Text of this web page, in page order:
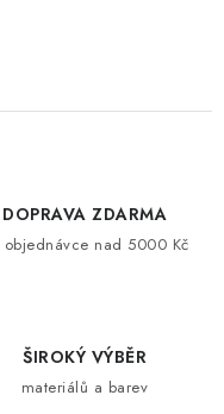
DOPRAVA ZDARMA
objednávce nad 5000 Kč
ŠIROKÝ VÝBĚR
materiálů a barev